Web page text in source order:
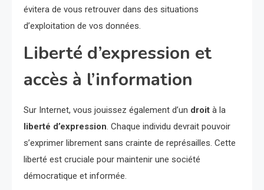
évitera de vous retrouver dans des situations
d’exploitation de vos données.
Liberté d’expression et
accès à l’information
Sur Internet, vous jouissez également d’un droit à la
liberté d’expression. Chaque individu devrait pouvoir
s’exprimer librement sans crainte de représailles. Cette
liberté est cruciale pour maintenir une société
démocratique et informée.